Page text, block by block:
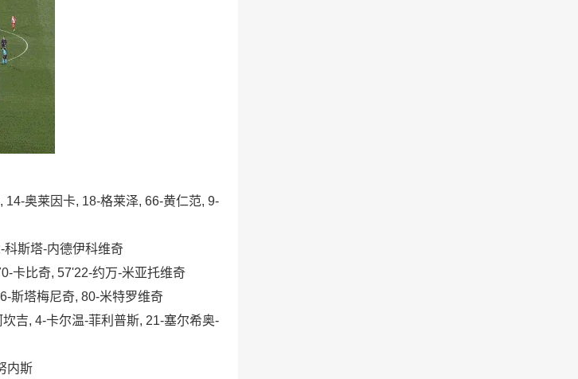
奥莱因卡, 18-格莱泽, 66-黄仁范, 9-
斯塔-内德伊科维奇
卡比奇, 57'22-约万-米亚托维奇
斯塔梅尼奇, 80-米特罗维奇
吉, 4-卡尔温-菲利普斯, 21-塞尔希奥-
内斯